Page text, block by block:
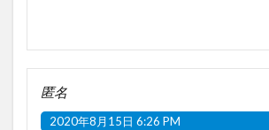
匿名
2020年8月15日 6:26 PM